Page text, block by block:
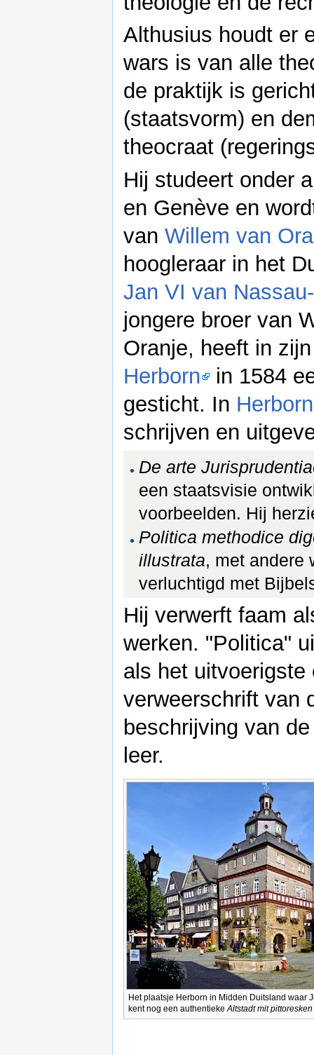
Althusius houdt er
wars is van alle
de praktijk is
(staatsvorm) en
theocraat
Hij studeert onder
en Genève en
van Willem van
hoogleraar in het
Jan VI van
jongere broer van
Oranje, heeft in
Herborn
in 1584
gesticht. In Herborn
schrijven en
De arte
een staatsvisie
voorbeelden. Hij
Politica methodice
illustrata, met andere
verluchtigd met
Hij verwerft faam
werken. "Politica"
als het
verweerschrift van
beschrijving van
leer.
Het plaatsje Herborn in Midden Duitsland waar
kent nog een authentiekeAltstadt mit